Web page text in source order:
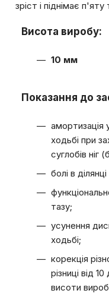
зріст і піднімає
Висота виробу:
10 мм
Показання до
амортизація
ходьбі при
суглобів ніг
болі в
тазу;
усунення
ходьбі;
корекція
різниці від
висоти